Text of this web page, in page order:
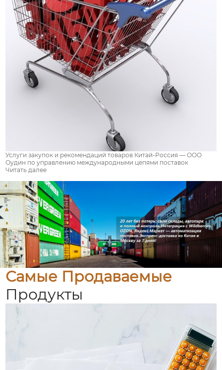
Услуги закупок и рекомендаций товаров Китай-Россия — ООО
Оудин по управлению международными цепями поставок
Читать далее
Самые Продаваемые
Продукты